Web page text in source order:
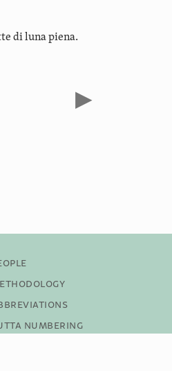
di luna piena.
▶
Numbering